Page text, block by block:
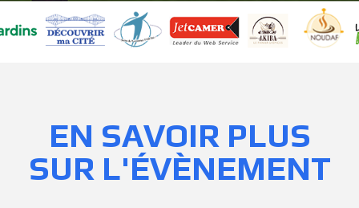
EN SAVOIR PLUS
SUR L'ÉVÈNEMENT